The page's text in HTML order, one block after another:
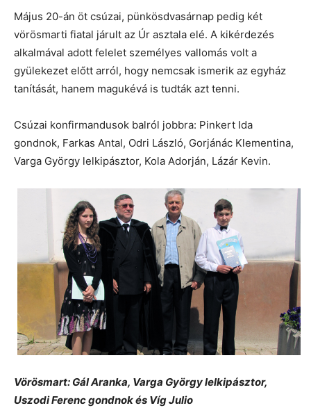
Május 20-án öt csúzai, pünkösdvasárnap pedig két
vörösmarti fiatal járult az Úr asztala elé. A kikérdezés
alkalmával adott felelet személyes vallomás volt a
gyülekezet előtt arról, hogy nemcsak ismerik az egyház
tanítását, hanem magukévá is tudták azt tenni.
Csúzai konfirmandusok balról jobbra: Pinkert Ida
gondnok, Farkas Antal, Odri László, Gorjánác Klementina,
Varga György lelkipásztor, Kola Adorján, Lázár Kevin.
Vörösmart: Gál Aranka, Varga György lelkipásztor,
Uszodi Ferenc gondnok és Víg Julio